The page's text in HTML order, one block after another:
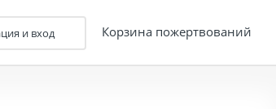
и вход Корзина пожертвований